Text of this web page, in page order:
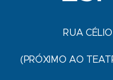
RUA
(PRÓXIMO AO